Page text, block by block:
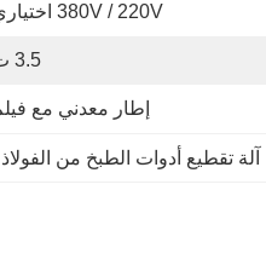
380V / 220V اختياري
3.5 ت
إطار معدني مع
آلة تقطيع أدوات الطبخ من